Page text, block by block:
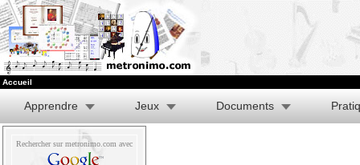
Accueil
Apprendre Jeux Documents
Rechercher sur metronimo.com avec